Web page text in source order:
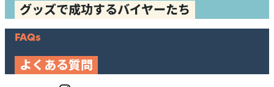
グッズで成功するバイヤーたち
FAQs
よくある質問